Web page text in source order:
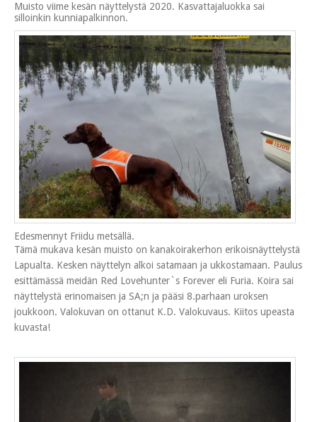
Muisto viime kesän näyttelystä 2020. Kasvattajaluokka sai
silloinkin kunniapalkinnon.
Edesmennyt Friidu metsällä.
Tämä mukava kesän muisto on kanakoirakerhon erikoisnäyttelystä
Lapualta. Kesken näyttelyn alkoi satamaan ja ukkostamaan. Paulus
esittämässä meidän Red Lovehunter`s Forever eli Furia. Koira sai
näyttelystä erinomaisen ja SA;n ja pääsi 8.parhaan uroksen
joukkoon. Valokuvan on ottanut K.D. Valokuvaus. Kiitos upeasta
kuvasta!